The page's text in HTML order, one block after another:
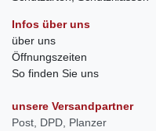
Infos über uns
über uns
Öffnungszeiten
So finden Sie uns
unsere Versandpartner
Post, DPD, Planzer